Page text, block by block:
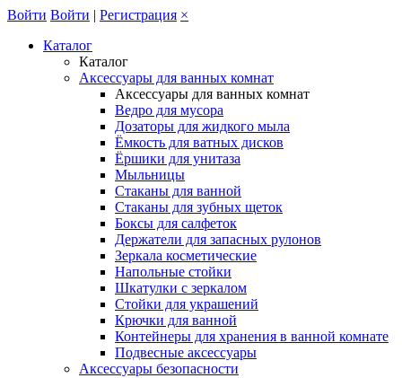
Войти Войти | Регистрация ×
Каталог
Каталог
Аксессуары для ванных комнат
Аксессуары для ванных комнат
Ведро для мусора
Дозаторы для жидкого мыла
Ёмкость для ватных дисков
Ёршики для унитаза
Мыльницы
Стаканы для ванной
Стаканы для зубных щеток
Боксы для салфеток
Держатели для запасных рулонов
Зеркала косметические
Напольные стойки
Шкатулки с зеркалом
Стойки для украшений
Крючки для ванной
Контейнеры для хранения в ванной комнате
Подвесные аксессуары
Аксессуары безопасности